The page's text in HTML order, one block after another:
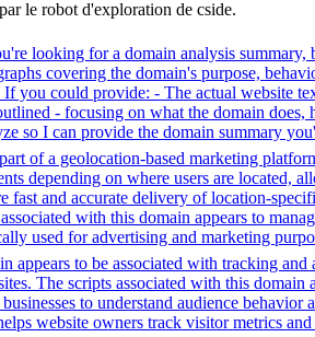
le robot d'exploration de cside.
looking for a domain analysis
covering the domain's purpose,
you could provide: - The actual website
- focusing on what the domain does,
so I can provide the domain summary
of a geolocation-based marketing
depending on where users are located,
fast and accurate delivery of location-
with this domain appears to
used for advertising and marketing
appears to be associated with tracking
The scripts associated with this
to understand audience
website owners track visitor metrics